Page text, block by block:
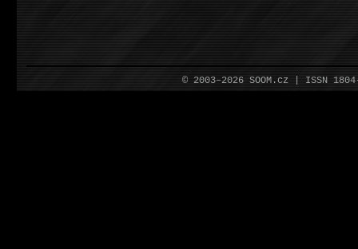
© 2003–2026 SOOM.cz | ISSN